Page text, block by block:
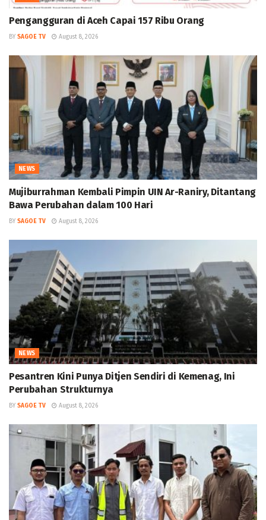
Pengangguran di Aceh Capai 157 Ribu Orang
BY SAGOE TV August 8, 2026
NEWS
Mujiburrahman Kembali Pimpin UIN Ar-Raniry, Ditantang
Bawa Perubahan dalam 100 Hari
BY SAGOE TV August 8, 2026
NEWS
Pesantren Kini Punya Ditjen Sendiri di Kemenag, Ini
Perubahan Strukturnya
BY SAGOE TV August 8, 2026